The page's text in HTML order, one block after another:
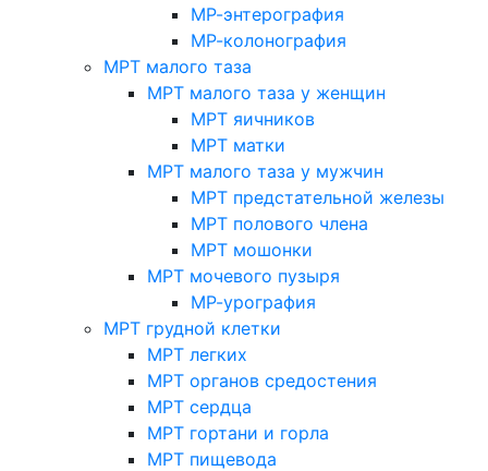
МР-энтерография
МР-колонография
МРТ малого таза
МРТ малого таза у женщин
МРТ яичников
МРТ матки
МРТ малого таза у мужчин
МРТ предстательной железы
МРТ полового члена
МРТ мошонки
МРТ мочевого пузыря
МР-урография
МРТ грудной клетки
МРТ легких
МРТ органов средостения
МРТ сердца
МРТ гортани и горла
МРТ пищевода